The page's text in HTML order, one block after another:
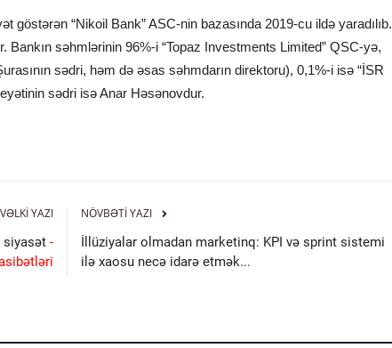
göstərən “Nikoil Bank” ASC-nin bazasında 2019-cu ildə yaradılıb.
Bankın səhmlərinin 96%-i “Topaz Investments Limited” QSC-yə,
sədri, həm də əsas səhmdarın direktoru), 0,1%-i isə “İSR
sədri isə Anar Həsənovdur.
YAZI
siyasət -
NÖVBƏTI YAZI
İllüziyalar olmadan marketinq: KPI və sprint sistemi
ilə xaosu necə idarə etmək...